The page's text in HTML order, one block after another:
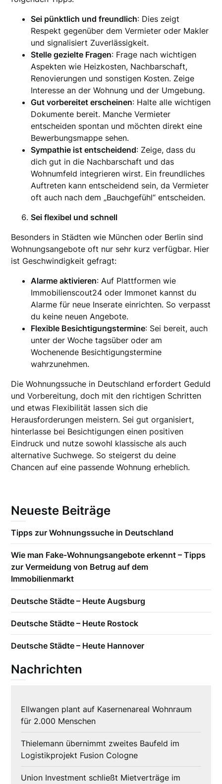
Sei pünktlich und freundlich: Dies zeigt
Respekt gegenüber dem Vermieter oder Makler
und signalisiert Zuverlässigkeit.
Stelle gezielte Fragen: Frage nach wichtigen
Aspekten wie Heizkosten, Nachbarschaft,
Renovierungen und sonstigen Kosten. Zeige
Interesse an der Wohnung und der Umgebung.
Gut vorbereitet erscheinen: Halte alle wichtigen
Dokumente bereit. Manche Vermieter
entscheiden spontan und möchten direkt eine
Bewerbungsmappe sehen.
Sympathie ist entscheidend: Zeige, dass du
dich gut in die Nachbarschaft und das
Wohnumfeld integrieren wirst. Ein freundliches
Auftreten kann entscheidend sein, da Vermieter
oft auch nach dem „Bauchgefühl“ entscheiden.
Sei flexibel und schnell
Besonders in Städten wie München oder Berlin sind
Wohnungsangebote oft nur sehr kurz verfügbar. Hier
ist Geschwindigkeit gefragt:
Alarme aktivieren: Auf Plattformen wie
Immobilienscout24 oder Immonet kannst du
Alarme für neue Inserate einrichten. So verpasst
du keine neuen Angebote.
Flexible Besichtigungstermine: Sei bereit, auch
unter der Woche tagsüber oder am
Wochenende Besichtigungstermine
wahrzunehmen.
Die Wohnungssuche in Deutschland erfordert Geduld
und Vorbereitung, doch mit den richtigen Schritten
und etwas Flexibilität lassen sich die
Herausforderungen meistern. Sei gut organisiert,
hinterlasse bei Besichtigungen einen positiven
Eindruck und nutze sowohl klassische als auch
alternative Suchwege. So steigerst du deine
Chancen auf eine passende Wohnung erheblich.
Neueste Beiträge
Tipps zur Wohnungssuche in Deutschland
Wie man Fake-Wohnungsangebote erkennt – Tipps
zur Vermeidung von Betrug auf dem
Immobilienmarkt
Deutsche Städte – Heute Augsburg
Deutsche Städte – Heute Rostock
Deutsche Städte – Heute Hannover
Nachrichten
Ellwangen plant auf Kasernenareal Wohnraum
für 2.000 Menschen
Thielemann übernimmt zweites Baufeld im
Logistikprojekt Fusion Cologne
Union Investment schließt Mietverträge im